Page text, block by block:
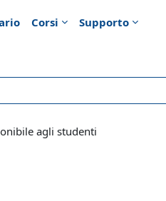
Corsi Supporto
agli studenti